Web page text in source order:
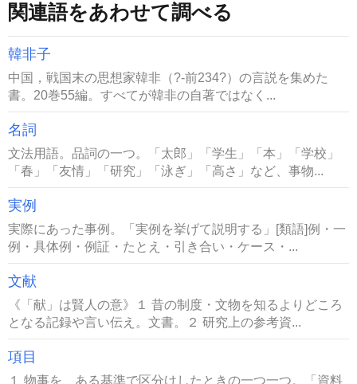
関連語をあわせて調べる
韓非子
中国，戦国末の思想家韓非（?-前234?）の言説を集めた
書。20巻55編。すべてが韓非の自著ではなく...
名詞
文法用語。品詞の一つ。「太郎」「学生」「本」「学校」
「春」「友情」「研究」「泳ぎ」「高さ」など、事物...
実例
実際にあった事例。「実例を挙げて説明する」[類語]例・一
例・具体例・例証・たとえ・引き合い・ケース・...
文献
《「献」は賢人の意》１ 昔の制度・文物を知るよりどころ
となる記録や言い伝え。文書。２ 研究上の参考資...
項目
１ 物事を、ある基準で区分けしたときの一つ一つ。「資料